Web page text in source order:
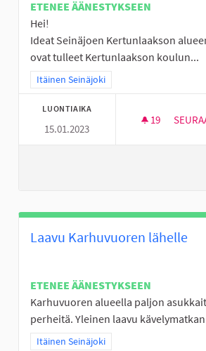
ETENEE ÄÄNESTYKSEEN
Hei!
Ideat Seinäjoen Kertunlaakson
ovat tulleet Kertunlaakson koulun...
Rajaa tulokset teeman mukaan: Itäinen
Itäinen Seinäjoki
LUONTIAIKA
15.01.2023
19 19
Laavu Karhuvuoren lähelle
ETENEE ÄÄNESTYKSEEN
Karhuvuoren alueella paljon
perheitä. Yleinen laavu
Rajaa tulokset teeman mukaan: Itäinen
Itäinen Seinäjoki